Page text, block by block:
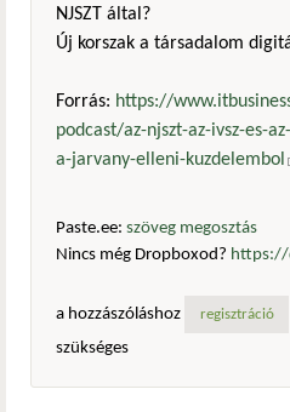
NJSZT által?
Új korszak a társadalom
Forrás: https://
podcast/az-njszt-az-ivsz-es-
a-jarvany-elleni-kuzdelembol
Paste.ee: szöveg megosztás
Nincs még Dropboxod? https://
a hozzászóláshoz
regisztráció
szükséges